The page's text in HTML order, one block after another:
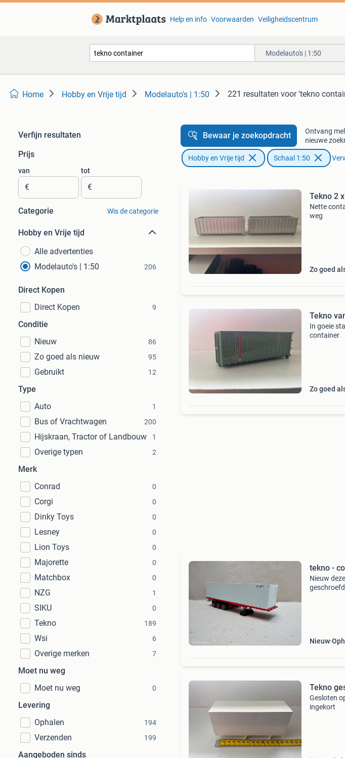
Help en info Voorwaarden Veiligheidscentrum
Modelauto's | 1:50
Home Hobby en Vrije tijd Modelauto's | 1:50 221 resultaten voor 'tekno
Verfijn resultaten
Prijs
van
€
tot
€
Categorie Wis de categorie
Hobby en Vrije tijd
Alle advertenties
Modelauto's | 1:50
206
Direct Kopen
Direct Kopen
9
Conditie
Nieuw
86
Zo goed als nieuw 95
Gebruikt 12
Type
Auto
1
Bus of Vrachtwagen 200
Hijskraan, Tractor of Landbouw 1
Overige typen 2
Merk
Conrad
0
Corgi 0
Dinky Toys 0
Lesney 0
Lion Toys 0
Majorette 0
Matchbox 0
NZG 1
SIKU 0
Tekno 189
Wsi 6
Overige merken 7
Moet nu weg
Moet nu weg
0
Levering
Ophalen
194
Verzenden 199
Aangeboden sinds
Bewaar je zoekopdracht
Ontvang
nieuwe
Hobby en Vrije tijd Schaal 1:50
Tekno 2
Nette
weg
Zo goed
Tekno
In goeie
container
Zo goed
tekno -
Nieuw
Nieuw
Tekno
Gesloten
ingekort